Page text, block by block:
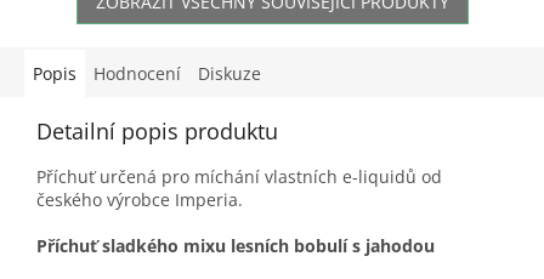
Popis Hodnocení Diskuze
Detailní popis produktu
Příchuť určená pro míchání vlastních e-liquidů od
českého výrobce Imperia.
Příchuť sladkého mixu lesních bobulí s jahodou